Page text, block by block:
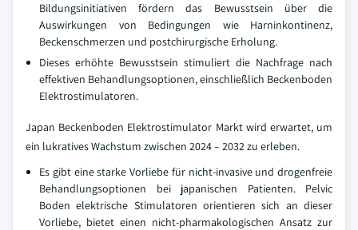
Bildungsinitiativen fördern das Bewusstsein über die
Auswirkungen von Bedingungen wie Harninkontinenz,
Beckenschmerzen und postchirurgische Erholung.
Dieses erhöhte Bewusstsein stimuliert die Nachfrage nach
effektiven Behandlungsoptionen, einschließlich Beckenboden
Elektrostimulatoren.
Japan Beckenboden Elektrostimulator Markt wird erwartet, um
ein lukratives Wachstum zwischen 2024 – 2032 zu erleben.
Es gibt eine starke Vorliebe für nicht-invasive und drogenfreie
Behandlungsoptionen bei japanischen Patienten. Pelvic
Boden elektrische Stimulatoren orientieren sich an dieser
Vorliebe, bietet einen nicht-pharmakologischen Ansatz zur